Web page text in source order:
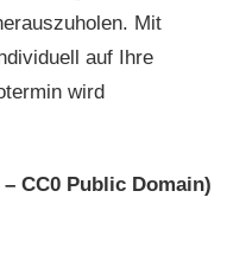
Mit
auf Ihre
wird
CC0 Public Domain)